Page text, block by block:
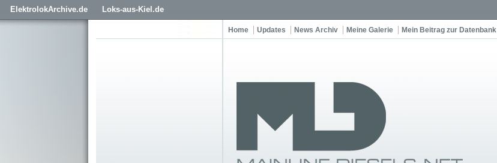
ElektrolokArchive.de Loks-aus-Kiel.de
Home Updates News Archiv Meine Galerie Mein Beitrag zur Datenbank